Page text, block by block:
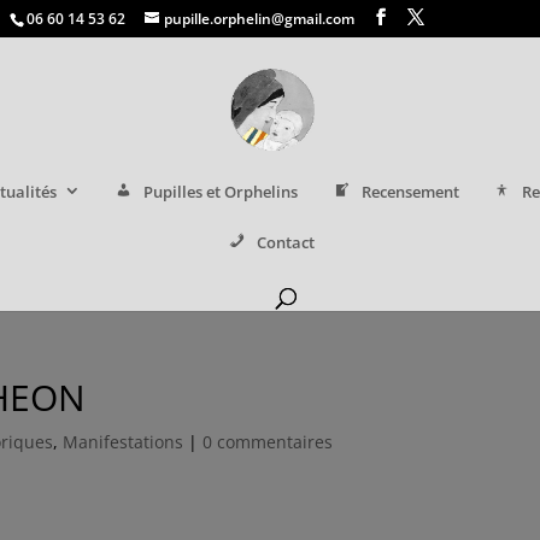
06 60 14 53 62 pupille.orphelin@gmail.com
Pupilles et Orphelins Recensement
Contact
, Manifestations | 0 commentaires